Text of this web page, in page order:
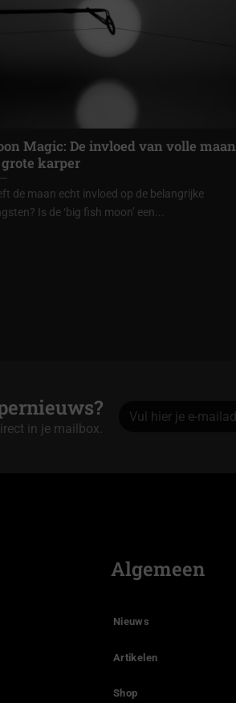
Magic: De invloed van volle maan
grote karper
de maan echt invloed op de belangrijke
Is de ‘big fish moon’ een...
in je mailbox.
Algemeen
Nieuws
Artikelen
Shop